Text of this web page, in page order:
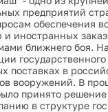
предприятий
обеспечения
и иностранных
ближнего боя.
поставках в
вооружений. В
принято решение
в структуре